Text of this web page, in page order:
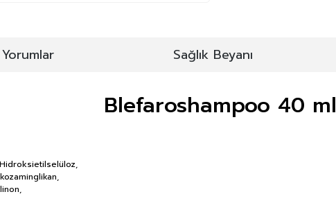
Yorumlar Sağlık Beyanı
Blefaroshampoo 40 ml